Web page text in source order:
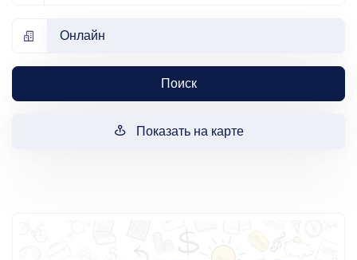
Онлайн
Поиск
Показать на карте